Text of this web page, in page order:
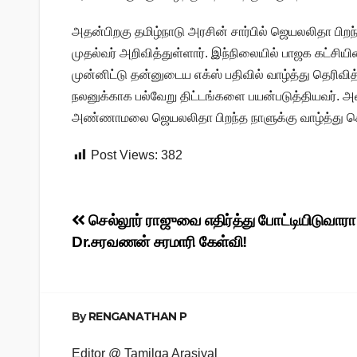
அதன்பிறகு தமிழ்நாடு அரசின் சார்பில் ஜெயலலிதா
முதல்வர் அறிவித்துள்ளார். இந்நிலையில் பாஜக
முன்னிட்டு தன்னுடைய எக்ஸ் பதிவில் வாழ்த்து
நலனுக்காக பல்வேறு திட்டங்களை பயன்படுத்தியவர்.
அண்ணாமலை ஜெயலலிதா பிறந்த நாளுக்கு வாழ்த்து
Post Views: 382
Post
navigation
செல்லூர் ராஜுவை எதிர்த்து
Dr.சரவணன் சரமாரி கேள்வி!
ByRENGANATHAN P
Editor @ Tamilga Arasiyal